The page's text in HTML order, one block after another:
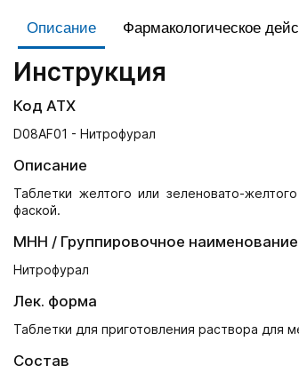
Описание Фармакологическое
Инструкция
Код АТХ
D08AF01 - Нитрофурал
Описание
Таблетки желтого или зеленовато-
фаской.
МНН / Группировочное
Нитрофурал
Лек. форма
Таблетки для приготовления раствора для
Состав